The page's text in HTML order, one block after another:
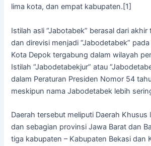
lima kota, dan empat kabupaten.[1]
Istilah asli “Jabotabek” berasal dari
dan direvisi menjadi “Jabodetabek”
Kota Depok tergabung dalam wilayah
Istilah “Jabodetabekjur” atau
dalam Peraturan Presiden Nomor 54
meskipun nama Jabodetabek lebih
Daerah tersebut meliputi Daerah Khusus
dan sebagian provinsi Jawa Barat dan
tiga kabupaten – Kabupaten Bekasi dan